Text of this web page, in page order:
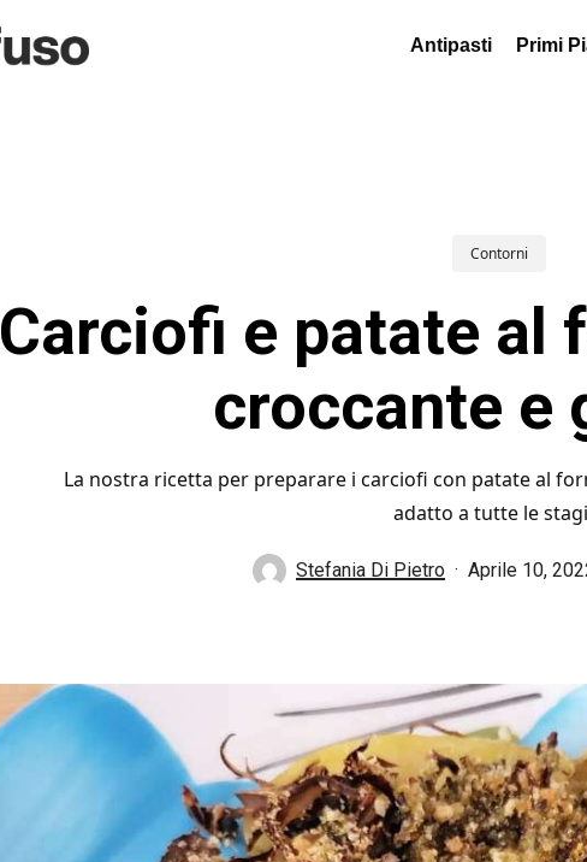
Antipasti Primi
Contorni
Carciofi e patate al
croccante e
La nostra ricetta per preparare i carciofi con patate al
adatto a tutte le
Stefania Di Pietro Aprile 10,